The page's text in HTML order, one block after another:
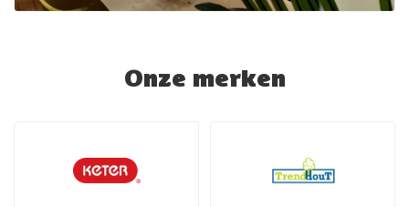
Onze merken